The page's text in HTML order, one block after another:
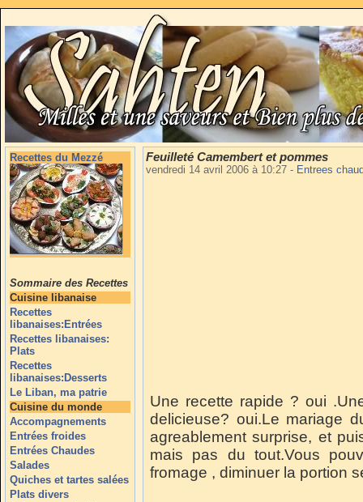
Recettes du Mezzé
Sommaire des Recettes
Cuisine libanaise
Recettes
libanaises:Entrées
Recettes libanaises:
Plats
Recettes
libanaises:Desserts
Le Liban, ma patrie
Cuisine du monde
Accompagnements
Entrées froides
Entrées Chaudes
Salades
Quiches et tartes salées
Plats divers
Feuilleté Camembert et pommes
vendredi 14 avril 2006 à 10:27 - Entrees
Une recette rapide ? oui
delicieuse? oui.Le mariage
agreablement surprise, et
mais pas du tout.Vous
fromage , diminuer la portion